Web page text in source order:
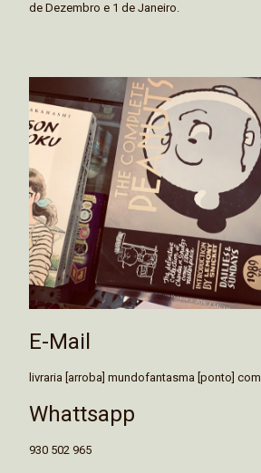
de Dezembro e 1 de Janeiro.
E-Mail
livraria [arroba] mundofantasma [ponto] com
Whattsapp
930 502 965